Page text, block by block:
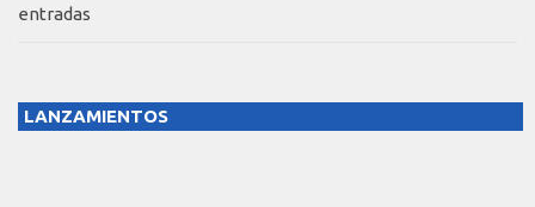
entradas
LANZAMIENTOS